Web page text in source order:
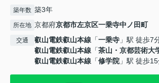
築年数 築3年
所在地 京都府京都市左京区一乗寺中ノ田町
交通 叡山電鉄叡山本線 「一乗寺 」駅 徒歩7
叡山電鉄叡山本線 「茶山・京都芸術大
叡山電鉄叡山本線 「修学院 」駅 徒歩